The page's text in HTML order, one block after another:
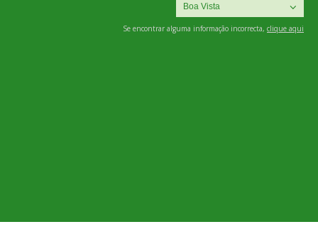
Se encontrar alguma informação incorrecta, clique aqui